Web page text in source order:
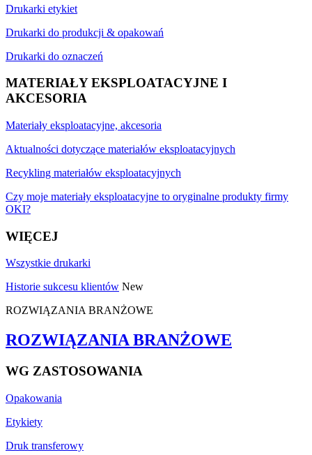
Drukarki etykiet
Drukarki do produkcji & opakowań
Drukarki do oznaczeń
MATERIAŁY EKSPLOATACYJNE I
AKCESORIA
Materiały eksploatacyjne, akcesoria
Aktualności dotyczące materiałów eksploatacyjnych
Recykling materiałów eksploatacyjnych
Czy moje materiały eksploatacyjne to oryginalne produkty firmy
OKI?
WIĘCEJ
Wszystkie drukarki
Historie sukcesu klientów New
ROZWIĄZANIA BRANŻOWE
ROZWIĄZANIA BRANŻOWE
WG ZASTOSOWANIA
Opakowania
Etykiety
Druk transferowy